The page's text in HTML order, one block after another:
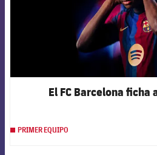
El FC Barcelona ficha
PRIMER EQUIPO